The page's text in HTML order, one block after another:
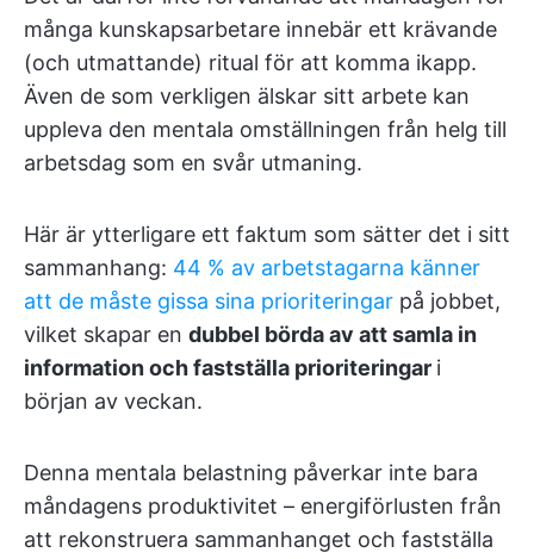
många kunskapsarbetare innebär ett krävande
(och utmattande) ritual för att komma ikapp.
Även de som verkligen älskar sitt arbete kan
uppleva den mentala omställningen från helg till
arbetsdag som en svår utmaning.
Här är ytterligare ett faktum som sätter det i sitt
sammanhang: 44 % av arbetstagarna känner
att de måste gissa sina prioriteringar på jobbet,
vilket skapar en dubbel börda av att samla in
information och fastställa prioriteringar i
början av veckan.
Denna mentala belastning påverkar inte bara
måndagens produktivitet – energiförlusten från
att rekonstruera sammanhanget och fastställa